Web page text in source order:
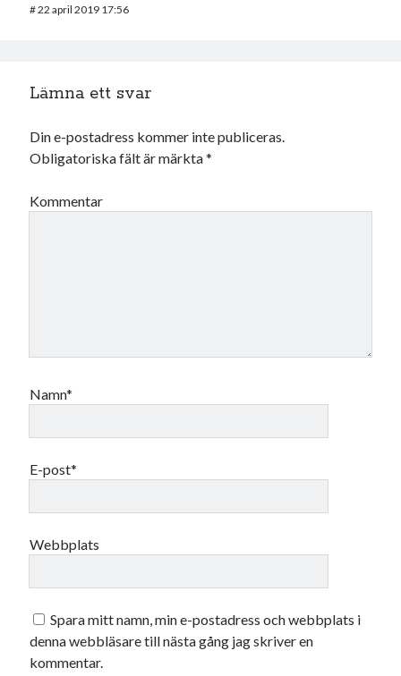
#22 april 2019 17:56
Lämna ett svar
Din e-postadress kommer inte publiceras.
Obligatoriska fält är märkta*
Kommentar
Namn*
E-post*
Webbplats
Spara mitt namn, min e-postadress och webbplats i
denna webbläsare till nästa gång jag skriver en
kommentar.